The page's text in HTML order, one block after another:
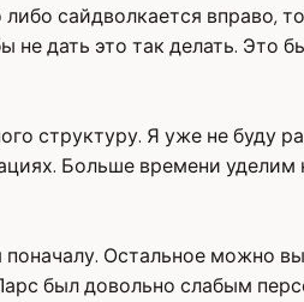
сайдволкается вправо,
дать это так делать. Это
структуру. Я уже не буду
Больше времени
Остальное можно
был довольно слабым